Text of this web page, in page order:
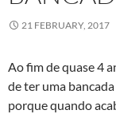
21 FEBRUARY, 2017
Ao fim de quase 4
de ter uma
porque quando